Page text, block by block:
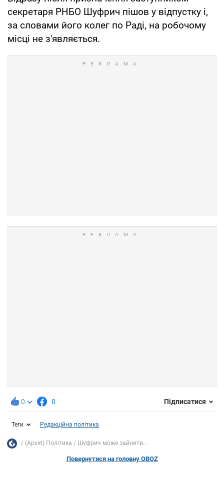
секретаря РНБО Шуфрич пішов у відпустку і,
за словами його колег по Раді, на робочому
місці не з'являється.
0 0 Підписатися
Теги Редакційна політика
(Архів) Політика Шуфрич може зайняти...
Повернутися на головну OBOZ